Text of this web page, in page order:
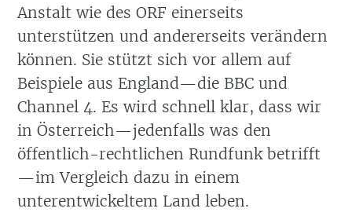
Anstalt wie des ORF einerseits
unterstützen und andererseits verändern
können. Sie stützt sich vor allem auf
Beispiele aus England—die BBC und
Channel 4. Es wird schnell klar, dass wir
in Österreich—jedenfalls was den
öffentlich-rechtlichen Rundfunk betrifft
—im Vergleich dazu in einem
unterentwickeltem Land leben.